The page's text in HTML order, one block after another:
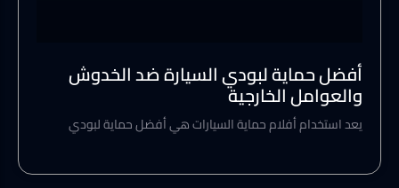
أفضل حماية لبودي السيارة ضد الخدوش
والعوامل الخارجية
يعد استخدام أفلام حماية السيارات هي أفضل حماية لبودي